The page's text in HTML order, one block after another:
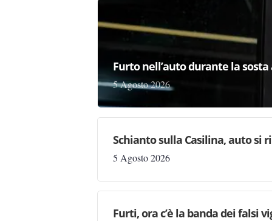
Furto nell’auto durante la
5 Agosto 2026
Schianto sulla Casilina, auto si
5 Agosto 2026
Furti, ora c’è la banda dei falsi